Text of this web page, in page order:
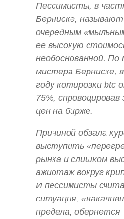
Пессимисты, в
Берниске,
очередным
ее высокую
необоснованной. По
мистера Берниске,
году котировки btc
75%,
цен на бирже.
Причиной обвала
выступить
рынка и слишком
ажиотаж вокруг
И пессимисты
ситуация,
предела, обернется